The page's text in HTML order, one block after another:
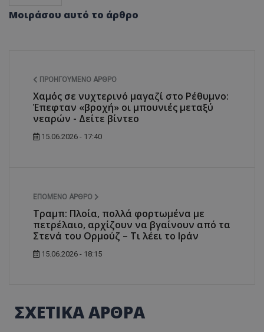
Μοιράσου αυτό το άρθρο
ΠΡΟΗΓΟΎΜΕΝΟ ΆΡΘΡΟ
Χαμός σε νυχτερινό μαγαζί στο Ρέθυμνο:
Έπεφταν «βροχή» οι μπουνιές μεταξύ
νεαρών - Δείτε βίντεο
15.06.2026 - 17:40
ΕΠΌΜΕΝΟ ΆΡΘΡΟ
Τραμπ: Πλοία, πολλά φορτωμένα με
πετρέλαιο, αρχίζουν να βγαίνουν από τα
Στενά του Ορμούζ – Τι λέει το Ιράν
15.06.2026 - 18:15
ΣΧΕΤΙΚΑ ΑΡΘΡΑ